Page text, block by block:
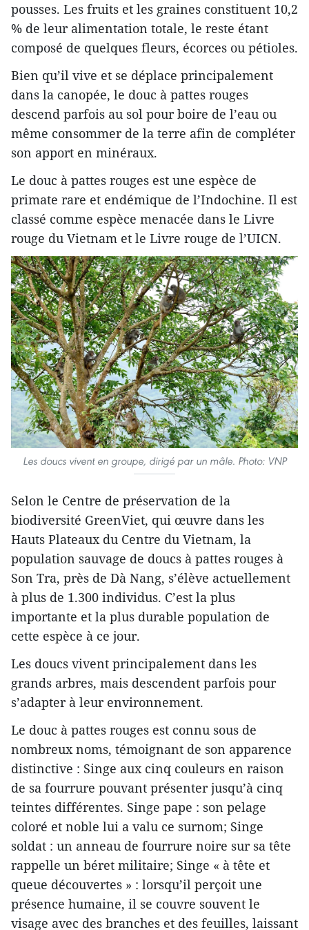
pousses. Les fruits et les graines constituent 10,2
% de leur alimentation totale, le reste étant
composé de quelques fleurs, écorces ou pétioles.
Bien qu’il vive et se déplace principalement
dans la canopée, le douc à pattes rouges
descend parfois au sol pour boire de l’eau ou
même consommer de la terre afin de compléter
son apport en minéraux.
Le douc à pattes rouges est une espèce de
primate rare et endémique de l’Indochine. Il est
classé comme espèce menacée dans le Livre
rouge du Vietnam et le Livre rouge de l’UICN.
Les doucs vivent en groupe, dirigé par un mâle. Photo: VNP
Selon le Centre de préservation de la
biodiversité GreenViet, qui œuvre dans les
Hauts Plateaux du Centre du Vietnam, la
population sauvage de doucs à pattes rouges à
Son Tra, près de Dà Nang, s’élève actuellement
à plus de 1.300 individus. C’est la plus
importante et la plus durable population de
cette espèce à ce jour.
Les doucs vivent principalement dans les
grands arbres, mais descendent parfois pour
s’adapter à leur environnement.
Le douc à pattes rouges est connu sous de
nombreux noms, témoignant de son apparence
distinctive : Singe aux cinq couleurs en raison
de sa fourrure pouvant présenter jusqu’à cinq
teintes différentes. Singe pape : son pelage
coloré et noble lui a valu ce surnom; Singe
soldat : un anneau de fourrure noire sur sa tête
rappelle un béret militaire; Singe « à tête et
queue découvertes » : lorsqu’il perçoit une
présence humaine, il se couvre souvent le
visage avec des branches et des feuilles, laissant